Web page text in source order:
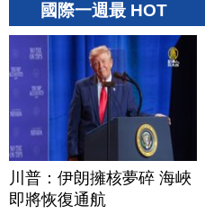
國際一週最 HOT
川普：伊朗擁核夢碎 海峽
即將恢復通航